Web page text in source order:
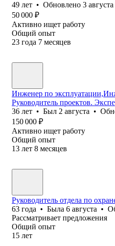
49 лет • Обновлено 3 августа
50 000 ₽
Активно ищет работу
Общий опыт
23 года 7 месяцев
Инженер по
Руководитель проектов.
36 лет • Был 2 августа •
150 000 ₽
Активно ищет работу
Общий опыт
13 лет 8 месяцев
Руководитель отдела по
63 года • Была 6 августа •
Рассматривает предложения
Общий опыт
15 лет